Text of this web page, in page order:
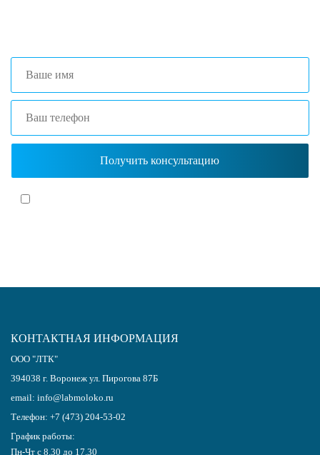
КОНТАКТНАЯ ИНФОРМАЦИЯ
ООО "ЛТК"
394038 г. Воронеж ул. Пирогова 87Б
email: info@labmoloko.ru
Телефон: +7 (473) 204-53-02
График работы:
Пн-Чт с 8.30 до 17.30